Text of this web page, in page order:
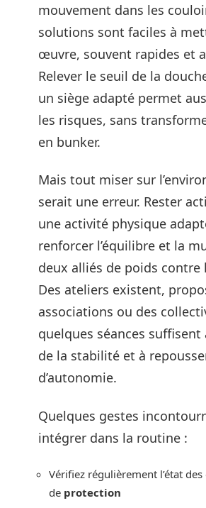
mouvement dans les
solutions sont faciles à
œuvre, souvent rapides et
Relever le seuil de la
un siège adapté permet
les risques, sans
en bunker.
Mais tout miser sur
serait une erreur. Rester
une activité physique
renforcer l’équilibre et la
deux alliés de poids contre
Des ateliers existent,
associations ou des
quelques séances
de la stabilité et à
d’autonomie.
Quelques gestes
intégrer dans la routine :
Vérifiez régulièrement l’état
de protection